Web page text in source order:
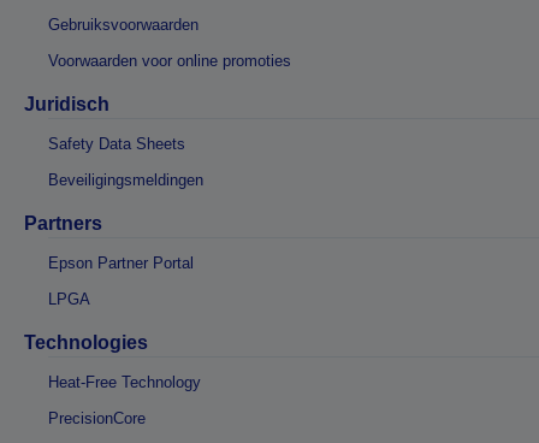
Gebruiksvoorwaarden
Voorwaarden voor online promoties
Juridisch
Safety Data Sheets
Beveiligingsmeldingen
Partners
Epson Partner Portal
LPGA
Technologies
Heat-Free Technology
PrecisionCore